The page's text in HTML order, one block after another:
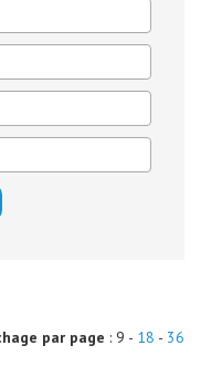
par page : 9 - 18 - 36